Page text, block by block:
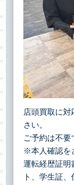
店頭買取に
さい。
ご予約は不要
※本人確認を
運転経歴証明
ト、学生証